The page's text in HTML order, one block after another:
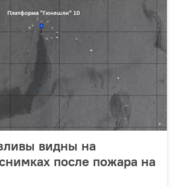
видны на
после пожара на